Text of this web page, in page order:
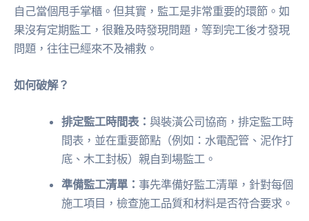
自己當個甩手掌櫃。但其實，監工是非常重要的環節。如
果沒有定期監工，很難及時發現問題，等到完工後才發現
問題，往往已經來不及補救。
如何破解？
排定監工時間表：與裝潢公司協商，排定監工時
間表，並在重要節點（例如：水電配管、泥作打
底、木工封板）親自到場監工。
準備監工清單：事先準備好監工清單，針對每個
施工項目，檢查施工品質和材料是否符合要求。